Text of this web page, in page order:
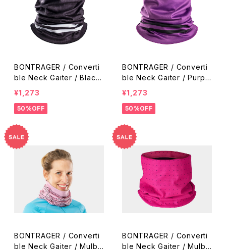
BONTRAGER / Converti
ble Neck Gaiter / Black-
White
¥1,273
50%OFF
BONTRAGER / Converti
ble Neck Gaiter / Purpl
e Lotus-Black
¥1,273
50%OFF
BONTRAGER / Converti
ble Neck Gaiter / Mulbe
BONTRAGER / Converti
ble Neck Gaiter / Mulbe